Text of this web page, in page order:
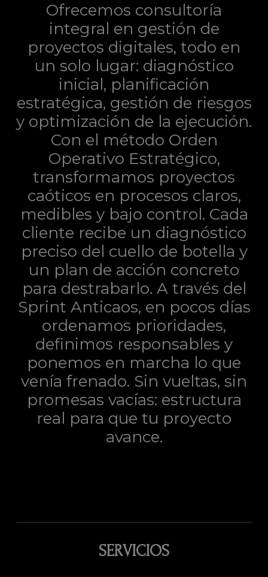
Ofrecemos consultoría
integral en gestión de
proyectos digitales, todo en
un solo lugar: diagnóstico
inicial, planificación
estratégica, gestión de riesgos
y optimización de la ejecución.
Con el método Orden
Operativo Estratégico,
transformamos proyectos
caóticos en procesos claros,
medibles y bajo control. Cada
cliente recibe un diagnóstico
preciso del cuello de botella y
un plan de acción concreto
para destrabarlo. A través del
Sprint Anticaos, en pocos días
ordenamos prioridades,
definimos responsables y
ponemos en marcha lo que
venía frenado. Sin vueltas, sin
promesas vacías: estructura
real para que tu proyecto
avance.
SERVICIOS